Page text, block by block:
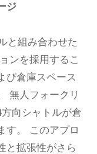
ジ
と組み合わせた
ンを採用するこ
び倉庫スペース
無人フォークリ
向シャトルが倉
す。 このアプロ
と拡張性がさら